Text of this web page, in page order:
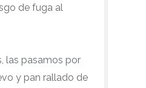
de fuga al
las pasamos por
y pan rallado de